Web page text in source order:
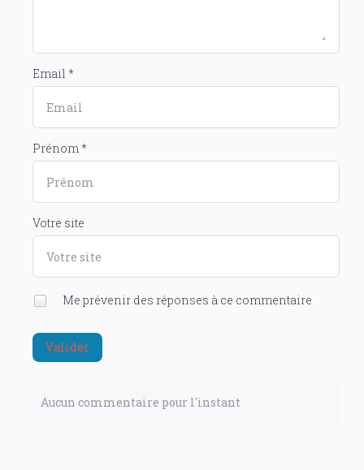
Email *
Prénom *
Votre site
Me prévenir des réponses à ce commentaire
Valider
Aucun commentaire pour l'instant